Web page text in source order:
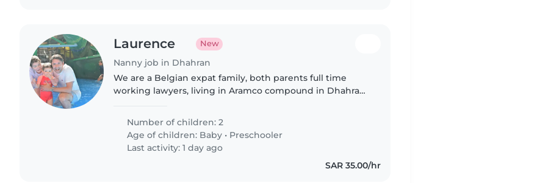
Laurence New
Nanny job in Dhahran
We are a Belgian expat family, both parents full time
working lawyers, living in Aramco compound in Dhahran,
second baby daughter..
Number of children: 2
Age of children: Baby • Preschooler
Last activity: 1 day ago
SAR 35.00/hr